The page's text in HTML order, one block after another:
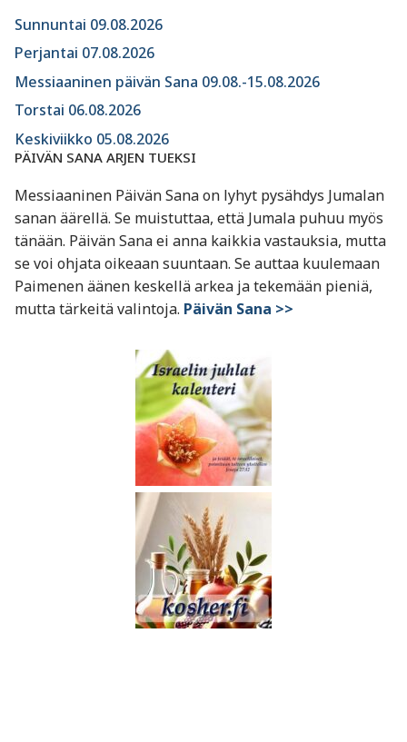
Sunnuntai 09.08.2026
Perjantai 07.08.2026
Messiaaninen päivän Sana 09.08.-15.08.2026
Torstai 06.08.2026
Keskiviikko 05.08.2026
PÄIVÄN SANA ARJEN TUEKSI
Messiaaninen Päivän Sana on lyhyt pysähdys Jumalan
sanan äärellä. Se muistuttaa, että Jumala puhuu myös
tänään. Päivän Sana ei anna kaikkia vastauksia, mutta
se voi ohjata oikeaan suuntaan. Se auttaa kuulemaan
Paimenen äänen keskellä arkea ja tekemään pieniä,
mutta tärkeitä valintoja. Päivän Sana >>